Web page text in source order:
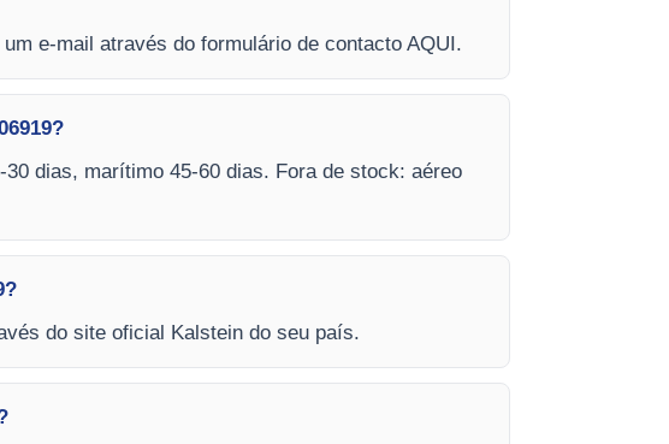
e-mail através do formulário de contacto AQUI.
dias, marítimo 45-60 dias. Fora de stock: aéreo
do site oficial Kalstein do seu país.